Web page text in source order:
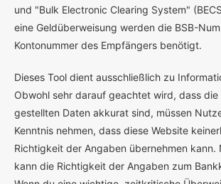
und "Bulk Electronic Clearing System"
eine Geldüberweisung werden die BSB-
Kontonummer des Empfängers benötigt.
Dieses Tool dient ausschließlich zu
Obwohl sehr darauf geachtet wird, dass die
gestellten Daten akkurat sind, müssen
Kenntnis nehmen, dass diese Website
Richtigkeit der Angaben übernehmen kann.
kann die Richtigkeit der Angaben zum